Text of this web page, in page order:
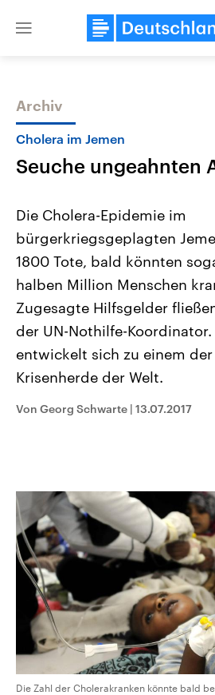
Close
Themen
Landtagswahl Sachsen-Anhalt
2026
Alle Informationen
Sachsen-Anhalt wählt am 6.
September 2026 einen neuen
Bundesland von einer Koalition aus
Umfragen, Prognosen,
und Hintergründe zu den Parteien
und Kandidaten der anstehenden
Sendungen Programm
Archiv
Cholera im Jemen
Seuche ungeahnten
Die Cholera-Epidemie im
bürgerkriegsgeplagten
1800 Tote, bald könnten
halben Million Menschen
Zugesagte Hilfsgelder
der UN-Nothilfe-Koordinator.
entwickelt sich zu einem
Krisenherde der Welt.
Von Georg Schwarte | 13.07.2017
Die Zahl der Cholerakranken könnte bald